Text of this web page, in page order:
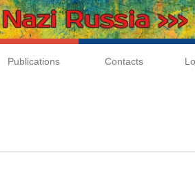
Publications Contacts